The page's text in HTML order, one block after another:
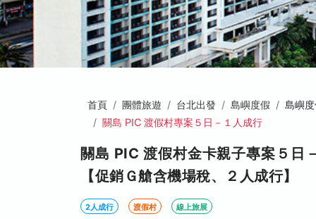
首頁 團體旅遊 台北出發 島嶼度假
島嶼
關島 PIC 渡假村專案５日－１人成行
關島 PIC 渡假村金卡親子專案５日
【促銷Ｇ艙含機場稅、２人成行】
2人成行 渡假村 線上旅展